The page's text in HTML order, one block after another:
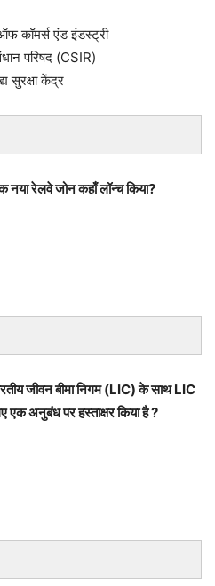
कॉमर्स एंड इंडस्ट्री
परिषद (CSIR)
सुरक्षा केंद्र
नया रेलवे जोन कहाँ लॉन्च किया?
जीवन बीमा निगम (LIC) के साथ LIC
एक अनुबंध पर हस्ताक्षर किया है ?